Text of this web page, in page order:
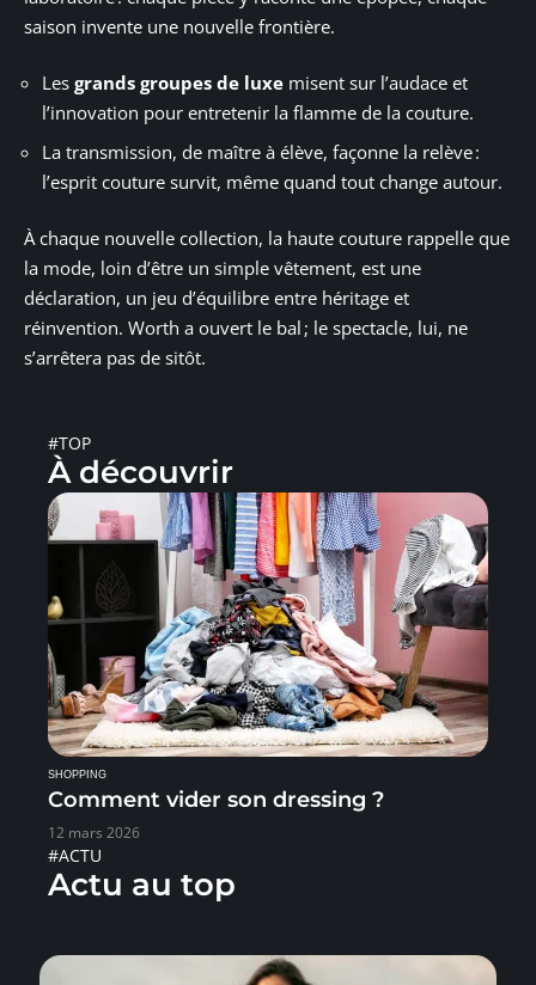
saison invente une nouvelle frontière.
Les grands groupes de luxe misent sur l’audace et
l’innovation pour entretenir la flamme de la couture.
La transmission, de maître à élève, façonne la relève :
l’esprit couture survit, même quand tout change autour.
À chaque nouvelle collection, la haute couture rappelle que
la mode, loin d’être un simple vêtement, est une
déclaration, un jeu d’équilibre entre héritage et
réinvention. Worth a ouvert le bal ; le spectacle, lui, ne
s’arrêtera pas de sitôt.
#TOP
À découvrir
SHOPPING
Comment vider son dressing ?
12 mars 2026
#ACTU
Actu au top